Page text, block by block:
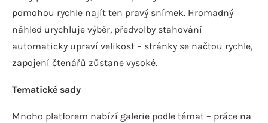
pomohou rychle najít ten pravý snímek. Hromadný
náhled urychluje výběr, předvolby stahování
automaticky upraví velikost – stránky se načtou rychle,
zapojení čtenářů zůstane vysoké.
Tematické sady
Mnoho platforem nabízí galerie podle témat – práce na